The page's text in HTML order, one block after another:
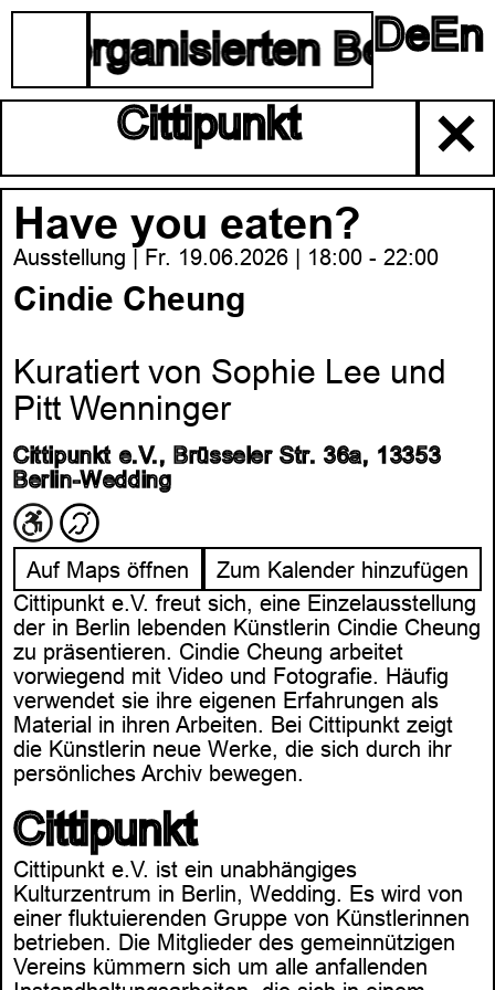
DeEn
Cittipunkt
✕
Have you eaten?
Ausstellung | Fr. 19.06.2026 | 18:00 - 22:00
Cindie Cheung
Kuratiert von Sophie Lee und
Pitt Wenninger
Cittipunkt e.V., Brüsseler Str. 36a, 13353
Berlin-Wedding
Auf Maps öffnen
Zum Kalender hinzufügen
Cittipunkt e.V. freut sich, eine Einzelausstellung
der in Berlin lebenden Künstlerin Cindie Cheung
zu präsentieren. Cindie Cheung arbeitet
vorwiegend mit Video und Fotografie. Häufig
verwendet sie ihre eigenen Erfahrungen als
Material in ihren Arbeiten. Bei Cittipunkt zeigt
die Künstlerin neue Werke, die sich durch ihr
persönliches Archiv bewegen.
Cittipunkt
Cittipunkt e.V. ist ein unabhängiges
Kulturzentrum in Berlin, Wedding. Es wird von
einer fluktuierenden Gruppe von Künstlerinnen
betrieben. Die Mitglieder des gemeinnützigen
Vereins kümmern sich um alle anfallenden